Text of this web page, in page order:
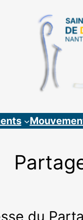
du